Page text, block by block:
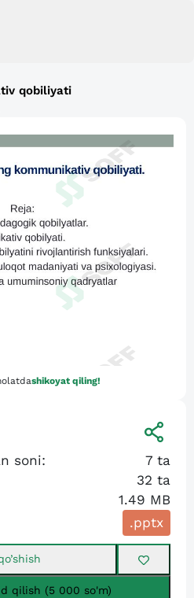
qobiliyati
shikoyat qiling!
soni: 7 ta
32 ta
1.49 MB
.pptx
qilish (5 000 so'm)